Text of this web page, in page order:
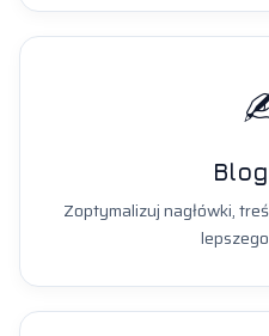
Zoptymalizuj nagłówki,